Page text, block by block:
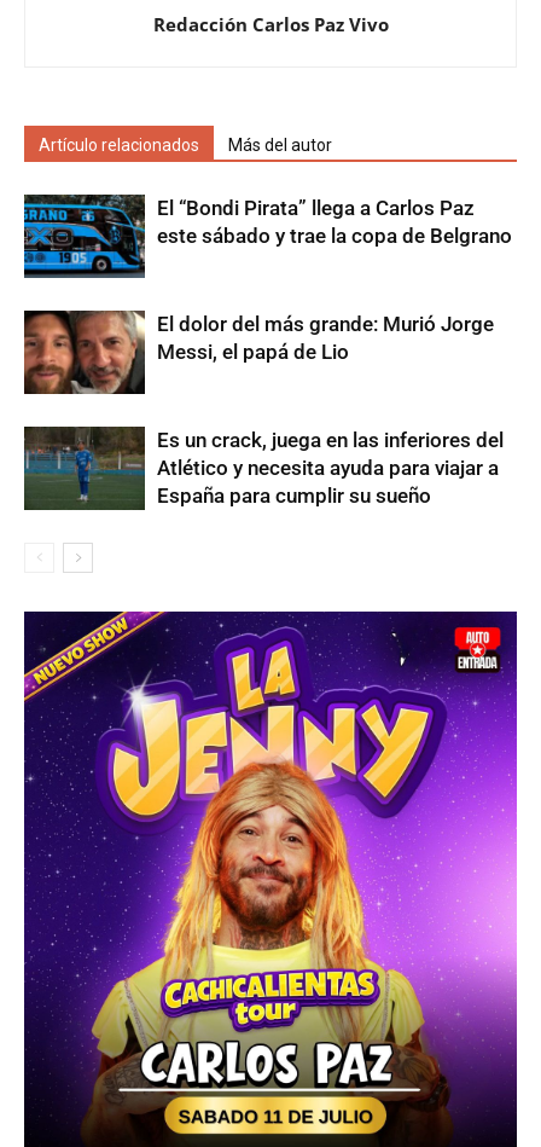
Redacción Carlos Paz Vivo
Artículo relacionados Más del autor
El “Bondi Pirata” llega a Carlos Paz
este sábado y trae la copa de Belgrano
El dolor del más grande: Murió Jorge
Messi, el papá de Lio
Es un crack, juega en las inferiores del
Atlético y necesita ayuda para viajar a
España para cumplir su sueño